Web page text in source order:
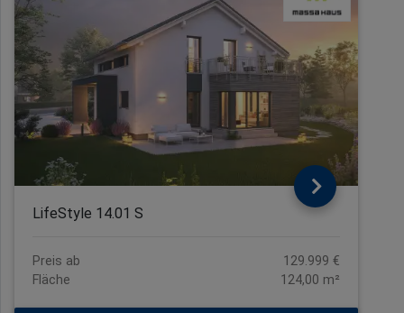
LifeStyle 14.01 S
Preis ab
129.999 €
Fläche
124,00 m²